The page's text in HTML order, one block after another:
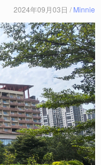
2024年09月03日 / Minnie